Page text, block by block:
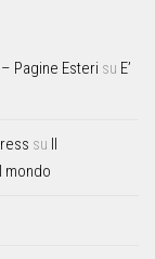
Pagine Esteri su E’
su Il
mondo